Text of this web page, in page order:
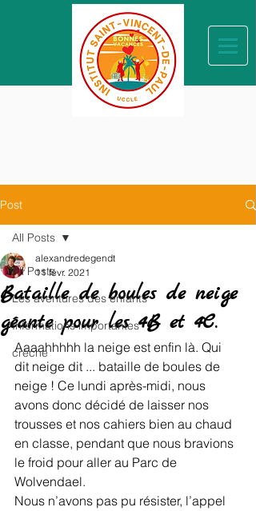
Post
All Posts
Les aventures des enfants
Informations importantes
crèche
All Posts
Bataille de boules de neige
géante pour les 4B et 4C.
alexandredegendt
11 févr. 2021
Aaaahhhhh la neige est enfin là. Qui
dit neige dit ... bataille de boules de
neige ! Ce lundi après-midi, nous
avons donc décidé de laisser nos
trousses et nos cahiers bien au chaud
en classe, pendant que nous bravions
le froid pour aller au Parc de
Wolvendael.
Nous n’avons pas pu résister, l’appel